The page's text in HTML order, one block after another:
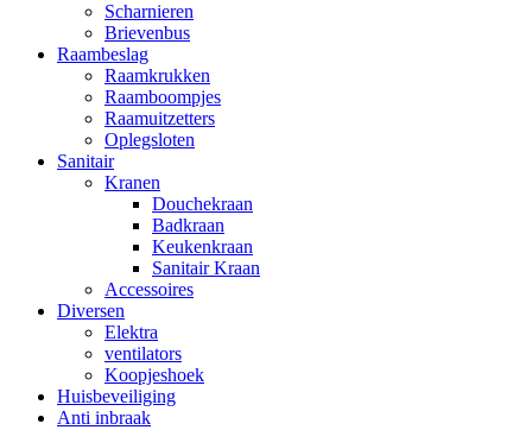
Scharnieren
Brievenbus
Raambeslag
Raamkrukken
Raamboompjes
Raamuitzetters
Oplegsloten
Sanitair
Kranen
Douchekraan
Badkraan
Keukenkraan
Sanitair Kraan
Accessoires
Diversen
Elektra
ventilators
Koopjeshoek
Huisbeveiliging
Anti inbraak